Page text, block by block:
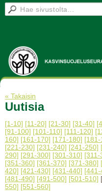
« Takaisin
Uutisia
[1-10] [11-20] [21-30] [31-40]
[91-100] [101-110] [111-120]
160] [161-170] [171-180] [181-
[221-230] [231-240] [241-250]
290] [291-300] [301-310] [311-
[351-360] [361-370] [371-380]
420] [421-430] [431-440] [441-
[481-490] [491-500] [501-510]
550] [551-560]